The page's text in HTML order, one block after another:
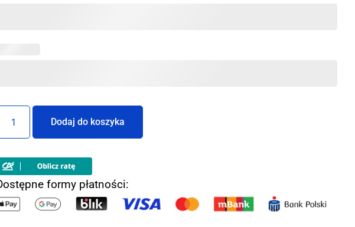
Dodaj do koszyka
formy płatności: